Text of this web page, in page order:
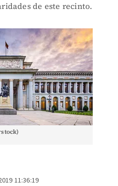
de este recinto.
11:36:19